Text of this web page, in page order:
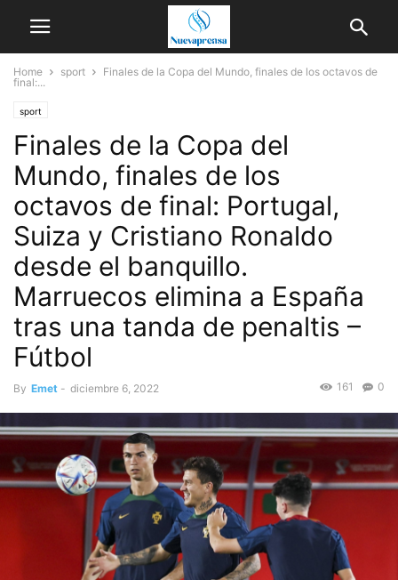
Home sport
Finales de la Copa del Mundo, finales de los octavos de
final:...
sport
Finales de la Copa del
Mundo, finales de los
octavos de final: Portugal,
Suiza y Cristiano Ronaldo
desde el banquillo.
Marruecos elimina a España
tras una tanda de penaltis –
Fútbol
By Emet - diciembre 6, 2022 0
161